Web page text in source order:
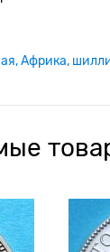
Африка